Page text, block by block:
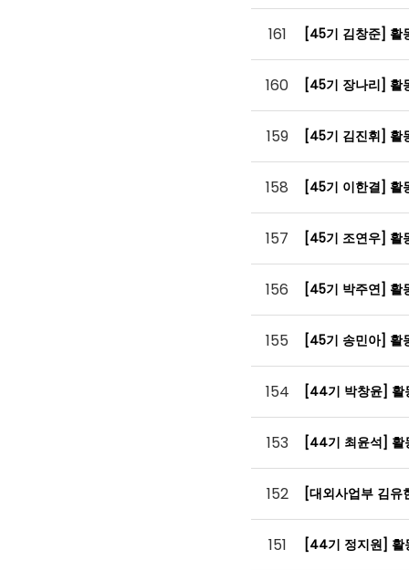
161 [45기 김창준] 활
160 [45기 장나리] 활
159 [45기 김진휘] 활
158 [45기 이한결] 활
157 [45기 조연우] 활
156 [45기 박주연] 활
155 [45기 송민아] 활
154 [44기 박창윤]
153 [44기 최윤석]
152 [대외사업부 김
151 [44기 정지원]